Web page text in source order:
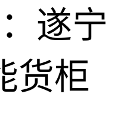
遂宁
货柜